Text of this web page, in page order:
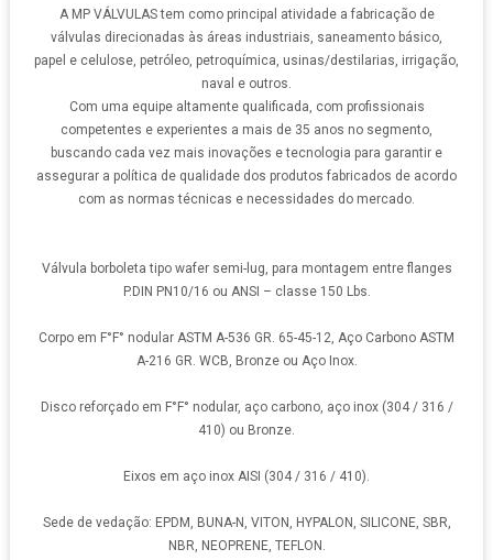
A MP VÁLVULAS tem como principal atividade a fabricação de
válvulas direcionadas às áreas industriais, saneamento básico,
papel e celulose, petróleo, petroquímica, usinas/destilarias, irrigação,
naval e outros.
Com uma equipe altamente qualificada, com profissionais
competentes e experientes a mais de 35 anos no segmento,
buscando cada vez mais inovações e tecnologia para garantir e
assegurar a política de qualidade dos produtos fabricados de acordo
com as normas técnicas e necessidades do mercado.
Válvula borboleta tipo wafer semi-lug, para montagem entre flanges
P.DIN PN10/16 ou ANSI – classe 150 Lbs.
Corpo em F°F° nodular ASTM A-536 GR. 65-45-12, Aço Carbono ASTM
A-216 GR. WCB, Bronze ou Aço Inox.
Disco reforçado em F°F° nodular, aço carbono, aço inox (304 / 316 /
410) ou Bronze.
Eixos em aço inox AISI (304 / 316 / 410).
Sede de vedação: EPDM, BUNA-N, VITON, HYPALON, SILICONE, SBR,
NBR, NEOPRENE, TEFLON.